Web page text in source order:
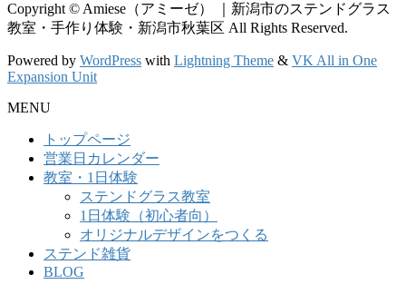
Copyright © Amiese（アミーゼ） ｜新潟市のステンドグラス
教室・手作り体験・新潟市秋葉区 All Rights Reserved.
Powered by WordPress with Lightning Theme & VK All in One
Expansion Unit
MENU
トップページ
営業日カレンダー
教室・1日体験
ステンドグラス教室
1日体験（初心者向）
オリジナルデザインをつくる
ステンド雑貨
BLOG